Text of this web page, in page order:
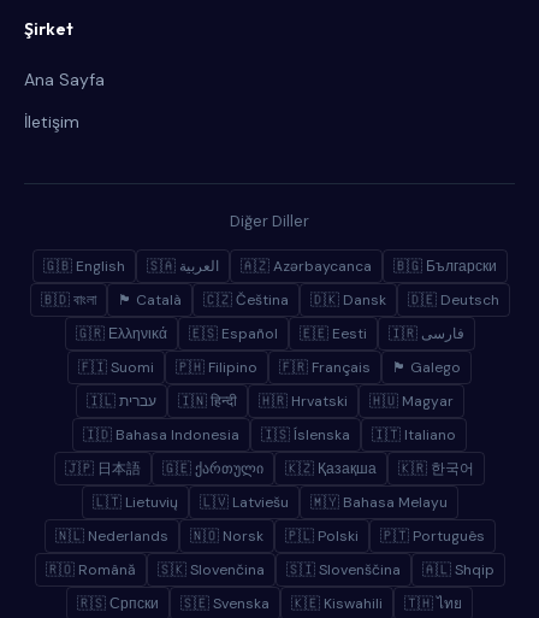
Şirket
Ana Sayfa
İletişim
Diğer Diller
🇬🇧 English 🇸🇦 العربية 🇦🇿 Azərbaycanca
🇧🇬 Български
🇧🇩 বাংলা
🏴 Català 🇨🇿 Čeština 🇩🇰 Dansk
🇩🇪 Deutsch
🇬🇷 Ελληνικά
🇪🇸 Español 🇪🇪 Eesti
🇮🇷 فارسی
🇫🇮 Suomi
🇵🇭 Filipino 🇫🇷 Français
🏴 Galego
🇮🇱 עברית
🇮🇳 हिन्दी 🇭🇷 Hrvatski
🇭🇺 Magyar
🇮🇩 Bahasa Indonesia
🇮🇸 Íslenska
🇮🇹 Italiano
🇯🇵 日本語
🇬🇪 ქართული 🇰🇿 Қазақша
🇰🇷 한국어
🇱🇹 Lietuvių
🇱🇻 Latviešu
🇲🇾 Bahasa Melayu
🇳🇱 Nederlands
🇳🇴 Norsk 🇵🇱 Polski
🇵🇹 Português
🇷🇴 Română
🇸🇰 Slovenčina 🇸🇮 Slovenščina
🇦🇱 Shqip
🇷🇸 Српски
🇸🇪 Svenska 🇰🇪 Kiswahili 🇹🇭 ไทย